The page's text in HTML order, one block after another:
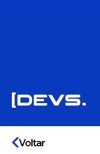
Voltar